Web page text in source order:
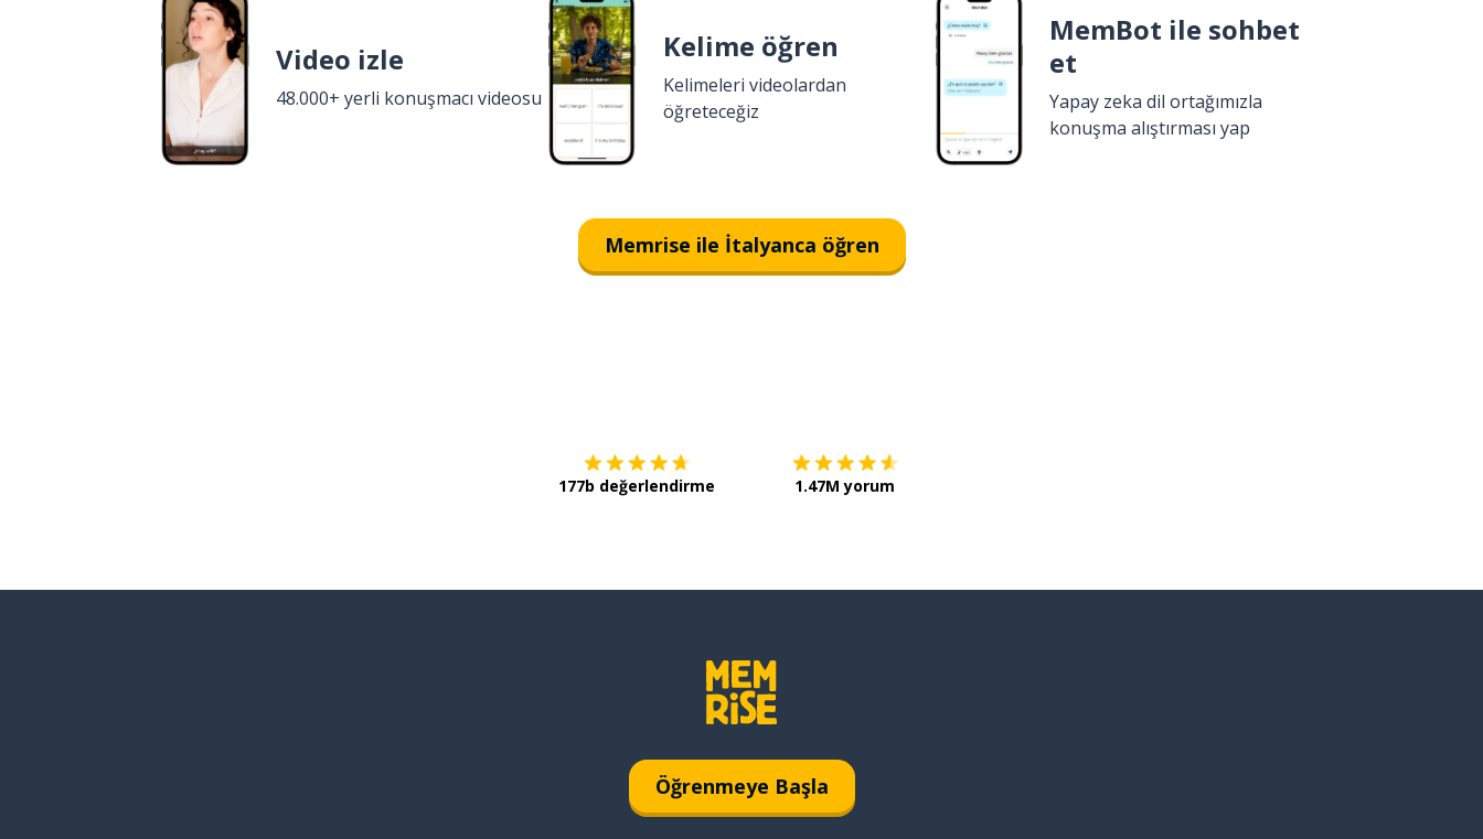
Video izle
48.000+ yerli konuşmacı videosu
Kelime öğren
Kelimeleri videolardan
öğreteceğiz
MemBot ile sohbet
et
Yapay zeka dil ortağımızla
konuşma alıştırması yap
Memrise ile İtalyanca öğren
177b değerlendirme 1.47M yorum
Öğrenmeye Başla